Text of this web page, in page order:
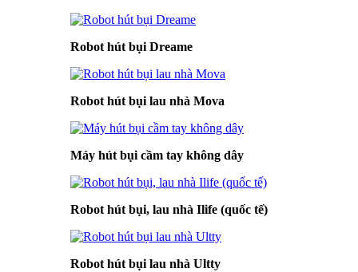
Robot hút bụi Dreame
Robot hút bụi lau nhà Mova
Máy hút bụi cầm tay không dây
Robot hút bụi, lau nhà Ilife (quốc tế)
Robot hút bụi lau nhà Ultty